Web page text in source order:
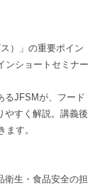
）」の重要ポイン
ンショートセミナー
るJFSMが、フード
やすく解説。講義後
す。
衛生・食品安全の担